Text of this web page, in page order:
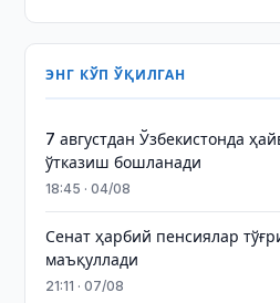
ЭНГ КЎП ЎҚИЛГАН
7 августдан Ўзбекистонда
ўтказиш бошланади
18:45 · 04/08
Сенат ҳарбий пенсиялар
маъқуллади
21:11 · 07/08